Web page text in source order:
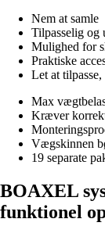
Nem at samle
Tilpasselig og
Mulighed for
Praktiske
Let at
Max
Kræver
Vægskinnen
19 separate
BOAXEL
funktionel